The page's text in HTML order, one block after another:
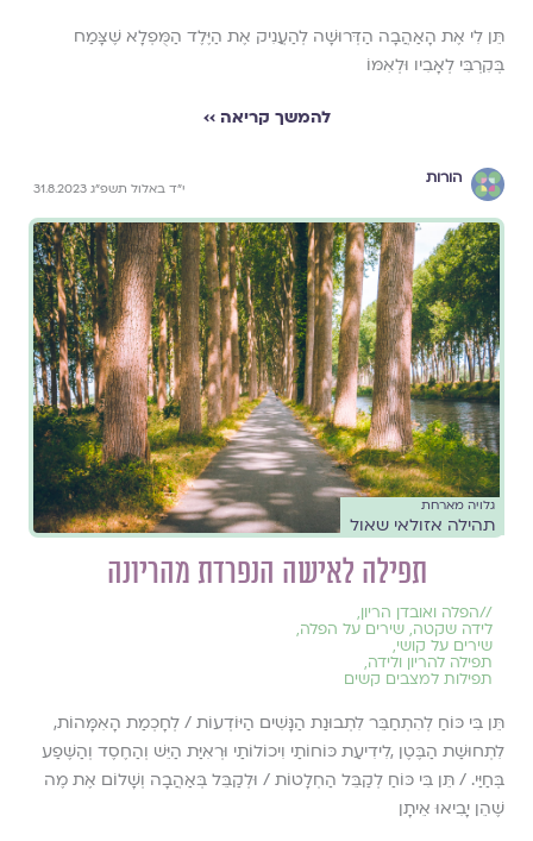
תֵּן לִי אֶת הָאַהֲבָה הַדְּרוּשָׁה לְהַעֲנִיק אֶת הַיֶּלֶד הַמֻּפְלָא שֶׁצָּמַח
בְּקִרְבִּי לְאָבִיו וּלְאִמּוֹ
להמשך קריאה ››
הורות
י״ד באלול תשפ״ג 31.8.2023
גלויה מארחת
תהילה אזולאי שאול
תפילה לאישה הנפרדת מהריונה
//הפלה ואובדן הריון,
לידה שקטה, שירים על הפלה,
שירים על קושי,
תפילה להריון ולידה,
תפילות למצבים קשים
תֵּן בִּי כּוֹחַ לְהִתְחַבֵּר לִתְבוּנַת הַנָּשִׁים הַיּוֹדְעוֹת / לְחָכְמַת הָאִמָּהוֹת,
לִתְחוּשַׁת הַבֶּטֶן ,לִידִיעַת כּוֹחוֹתַי וִיכוֹלוֹתַי וּרְאִיַּת הַיֵּשׁ וְהַחֶסֶד וְהַשֶּׁפַע
בְּחַיַּי. / תֵּן בִּי כּוֹחַ לְקַבֵּל הַחְלָטוֹת / וּלְקַבֵּל בְּאַהֲבָה וְשָׁלוֹם אֶת מֶה
שֶׁהֵן יָבִיאוּ אֵיתָן